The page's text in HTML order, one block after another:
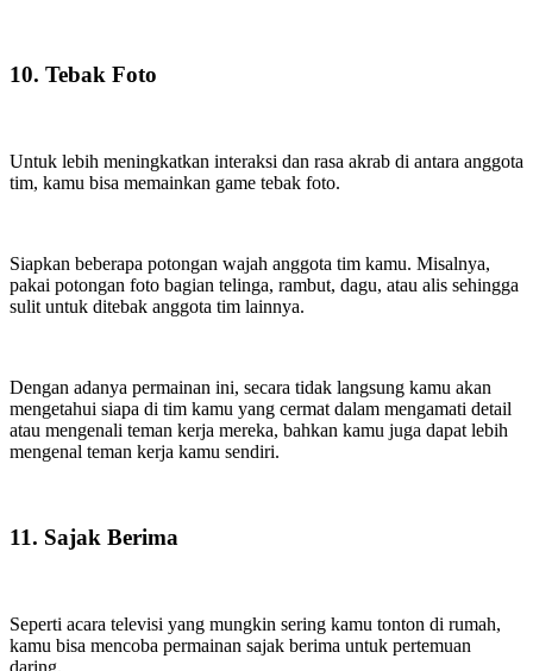
10. Tebak Foto
Untuk lebih meningkatkan interaksi dan rasa akrab di antara anggota
tim, kamu bisa memainkan game tebak foto.
Siapkan beberapa potongan wajah anggota tim kamu. Misalnya,
pakai potongan foto bagian telinga, rambut, dagu, atau alis sehingga
sulit untuk ditebak anggota tim lainnya.
Dengan adanya permainan ini, secara tidak langsung kamu akan
mengetahui siapa di tim kamu yang cermat dalam mengamati detail
atau mengenali teman kerja mereka, bahkan kamu juga dapat lebih
mengenal teman kerja kamu sendiri.
11. Sajak Berima
Seperti acara televisi yang mungkin sering kamu tonton di rumah,
kamu bisa mencoba permainan sajak berima untuk pertemuan
daring.